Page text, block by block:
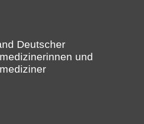
Deutscher
und